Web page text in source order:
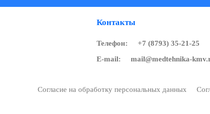
Контакты
Телефон:
+7 (8793) 35-21-25
E-mail:
mail@medtehnika-
Согласие на обработку персональных данных